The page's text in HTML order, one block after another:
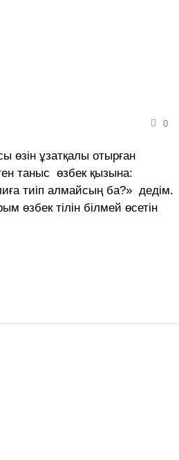
0
өзін ұзатқалы отырған
таныс өзбек қызына:
тиіп алмайсың ба?» дедім.
тілін білмей өсетін